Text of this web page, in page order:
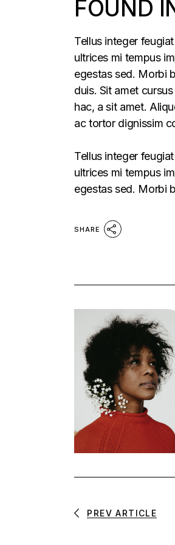
FOUND
Tellus integer
ultrices mi tempus
egestas sed. Morbi
duis. Sit amet
hac, a sit amet.
ac tortor dignissim
Tellus integer
ultrices mi tempus
egestas sed. Morbi
SHARE
PREV ARTICLE